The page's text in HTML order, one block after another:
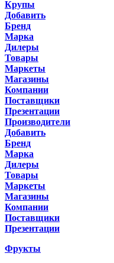
Крупы
Добавить
Бренд
Марка
Дилеры
Товары
Маркеты
Магазины
Компании
Поставщики
Презентации
Производители
Добавить
Бренд
Марка
Дилеры
Товары
Маркеты
Магазины
Компании
Поставщики
Презентации
Фрукты